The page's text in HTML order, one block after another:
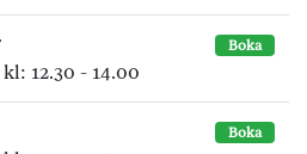
Boka
12.30 - 14.00
Boka